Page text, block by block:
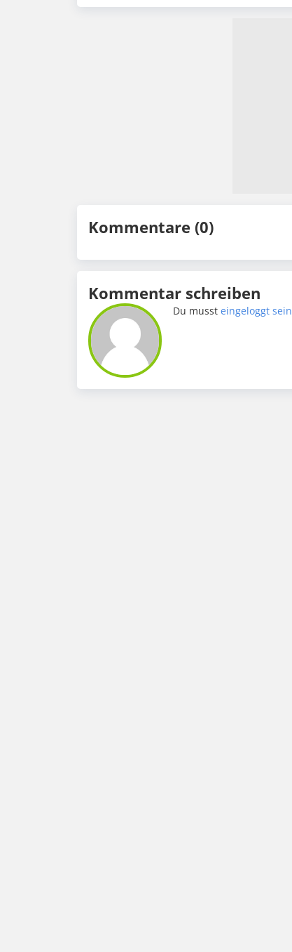
Kommentare (0)
Kommentar schreiben
Du mussteingeloggt sein